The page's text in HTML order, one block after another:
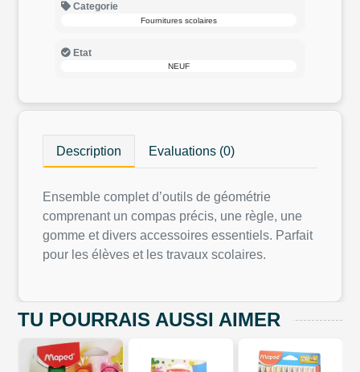
Categorie
Fournitures scolaires
Etat
NEUF
Description Evaluations (0)
Ensemble complet d’outils de géométrie
comprenant un compas précis, une règle, une
gomme et divers accessoires essentiels. Parfait
pour les élèves et les travaux scolaires.
TU POURRAIS AUSSI AIMER